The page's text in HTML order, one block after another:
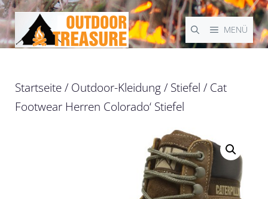
Zum
Inhalt
springen
MENÜ
Startseite/ Outdoor-Kleidung/ Stiefel / Cat
Footwear Herren Colorado‘ Stiefel